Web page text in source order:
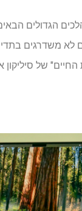
לא משדרגים
החיים" של סיליקון